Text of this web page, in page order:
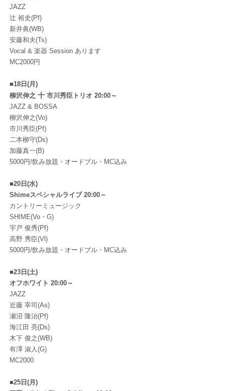
JAZZ
辻 裕史(Pf)
新井眞(WB)
安藤和夫(Ts)
Vocal & 楽器 Session あります
MC2000円
■18日(月)
柳沢伸之 十 市川秀臣トリオ 20:00～
JAZZ & BOSSA
柳沢伸之(Vo)
市川秀臣(Pf)
二本柳守(Ds)
加藤真一(B)
5000円/飲み放題・オードブル・MC込み
■20日(水)
Shimeスペシャルライブ 20:00～
カントリーミュージック
SHIME(Vo・G)
宇戸 俊秀(Pf)
高野 秀臣(Vl)
5000円/飲み放題・オードブル・MC込み
■23日(土)
オフホワイト 20:00～
JAZZ
近藤 宰司(As)
瀬沼 隆治(Pf)
海江田 亮(Ds)
木下 俊之(WB)
有澤 淑人(G)
MC2000
■25日(月)